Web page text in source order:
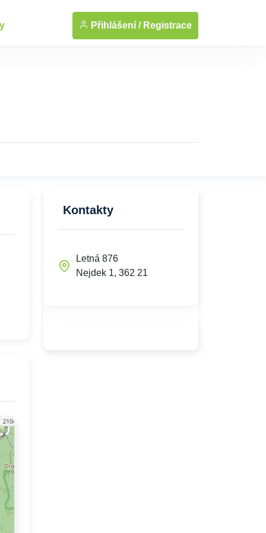
Přihlášení / Registrace
Kontakty
Letná 876
Nejdek 1, 362 21